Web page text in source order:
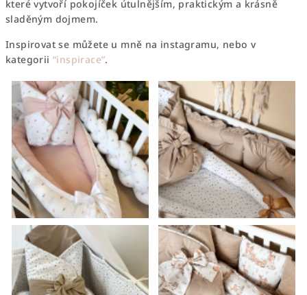
které vytvoří pokojíček útulnějším, praktickým a krásně
sladěným dojmem.
Inspirovat se můžete u mně na instagramu, nebo v
kategorii“inspirace”.